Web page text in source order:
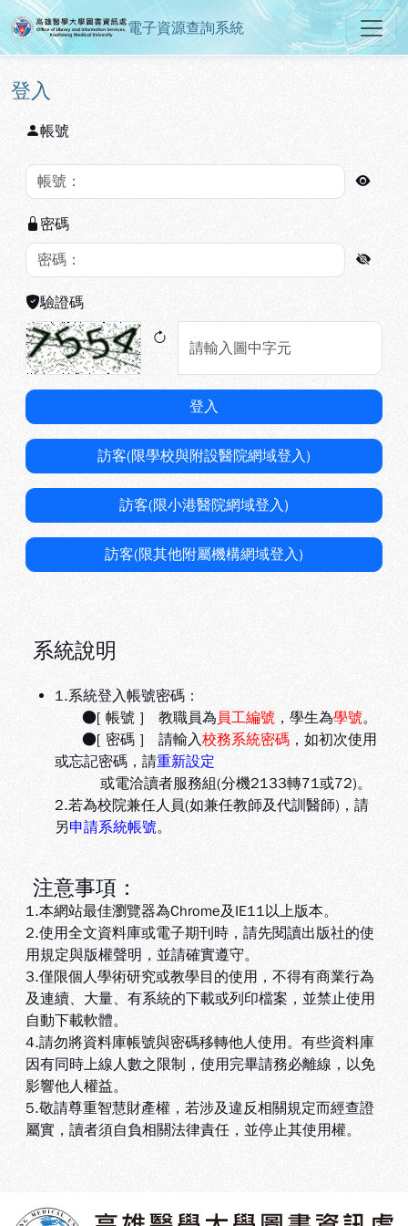
跳到主要內容
:::
高雄醫學大學圖書資訊處電子資
電子資源查詢系統
:::
登入
帳號
密碼
驗證碼
登入
訪客(限學校與附設醫院網域登入)
訪客(限小港醫院網域登入)
訪客(限其他附屬機構網域登入)
系統說明
1.系統登入帳號密碼：
●[ 帳號 ] 教職員為 員工編號 ，學生為學號。
●[ 密碼 ] 請輸入校務系統密碼 ，如初次使用
或忘記密碼，請重新設定
或電洽讀者服務組(分機2133轉71或72)。
2.若為校院兼任人員(如兼任教師及代訓醫師)，請
另申請系統帳號。
注意事項：
1.本網站最佳瀏覽器為Chrome及IE11以上版本。
2.使用全文資料庫或電子期刊時，請先閱讀出版社的使
用規定與版權聲明，並請確實遵守。
3.僅限個人學術研究或教學目的使用，不得有商業行為
及連續、大量、有系統的下載或列印檔案，並禁止使用
自動下載軟體。
4.請勿將資料庫帳號與密碼移轉他人使用。有些資料庫
因有同時上線人數之限制，使用完畢請務必離線，以免
影響他人權益。
5.敬請尊重智慧財產權，若涉及違反相關規定而經查證
屬實，讀者須自負相關法律責任，並停止其使用權。